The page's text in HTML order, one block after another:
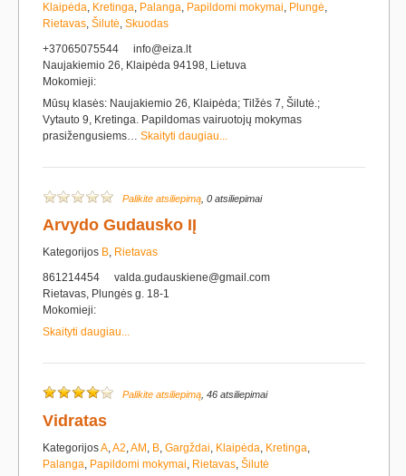
Klaipėda, Kretinga, Palanga, Papildomi mokymai, Plungė,
Rietavas, Šilutė, Skuodas
+37065075544
info@eiza.lt
Naujakiemio 26, Klaipėda 94198, Lietuva
Mokomieji:
Mūsų klasės: Naujakiemio 26, Klaipėda; Tilžės 7, Šilutė.;
Vytauto 9, Kretinga. Papildomas vairuotojų mokymas
prasižengusiems… Skaityti daugiau...
Palikite atsiliepimą , 0 atsiliepimai
Arvydo Gudausko IĮ
Kategorijos B, Rietavas
861214454
valda.gudauskiene@gmail.com
Rietavas, Plungės g. 18-1
Mokomieji:
Skaityti daugiau...
Palikite atsiliepimą , 46 atsiliepimai
Vidratas
KategorijosA,A2,AM , B, Gargždai, Klaipėda, Kretinga,
Palanga, Papildomi mokymai, Rietavas, Šilutė